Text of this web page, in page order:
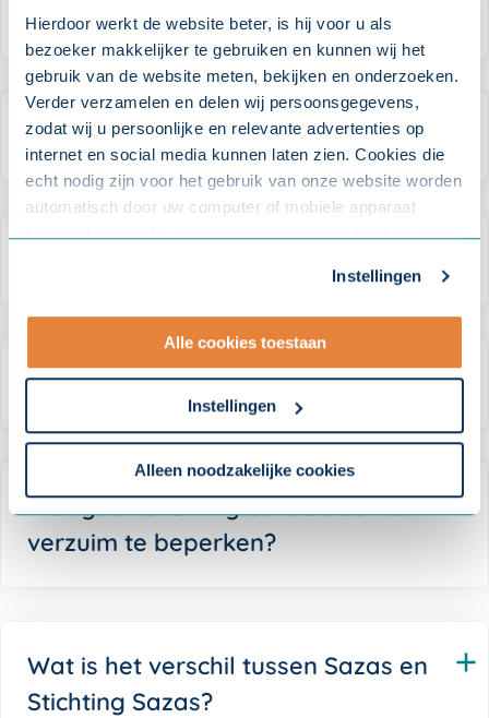
Hierdoor werkt de website beter, is hij voor u als
bezoeker makkelijker te gebruiken en kunnen wij het
gebruik van de website meten, bekijken en onderzoeken.
Verder verzamelen en delen wij persoonsgegevens,
zodat wij u persoonlijke en relevante advertenties op
internet en social media kunnen laten zien. Cookies die
echt nodig zijn voor het gebruik van onze website worden
automatisch door uw computer of mobiele apparaat
aanpassen. Met uw toestemming delen wij uw gegevens
- Lees hier onzeprivacyverklaringen onze
Om uw toestemmingsvoorkeur te wijzigen, klikt u op
Instellingen
Alle cookies toestaan
Instellingen
Alleen noodzakelijke cookies
Sazas?
Hoe word ik geïnformeerd?
Wat is Stichting Sazas?
Wat gaat Stichting Sazas doen om
verzuim te beperken?
Wat is het verschil tussen Sazas en
Stichting Sazas?